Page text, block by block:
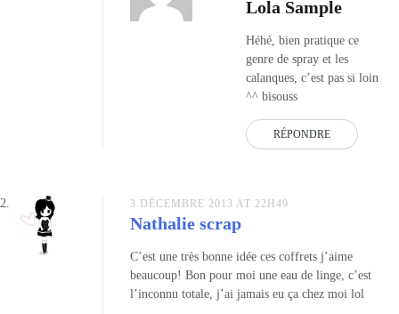
Lola Sample
Héhé, bien pratique ce
genre de spray et les
calanques, c’est pas si loin
^^ bisouss
RÉPONDRE
3 DÉCEMBRE 2013 AT 22H49
Nathalie scrap
C’est une très bonne idée ces coffrets j’aime
beaucoup! Bon pour moi une eau de linge, c’est
l’inconnu totale, j’ai jamais eu ça chez moi lol